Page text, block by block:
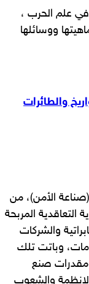
علم الحرب ،
ووسائلها
والطائرات
الأمن)، من
التعاقدية المربحة
والشركات
وباتت تلك
صنع
والشعوب